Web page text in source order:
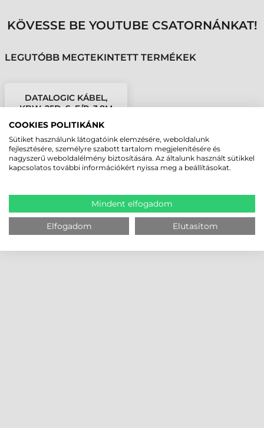
KÖVESSE BE YOUTUBE CSATORNÁNKAT!
LEGUTÓBB MEGTEKINTETT TERMÉKEK
DATALOGIC KÁBEL,
KBW, 25D, S, E/P, 3,8M
COOKIES POLITIKÁNK
Sütiket használunk látogatóink elemzésére, weboldalunk
fejlesztésére, személyre szabott tartalom megjelenítésére és
nagyszerű weboldalélmény biztosítására. Az általunk használt sütikkel
kapcsolatos további információkért nyissa meg a beállításokat.
Mindent elfogadom
Elfogadom Elutasítom